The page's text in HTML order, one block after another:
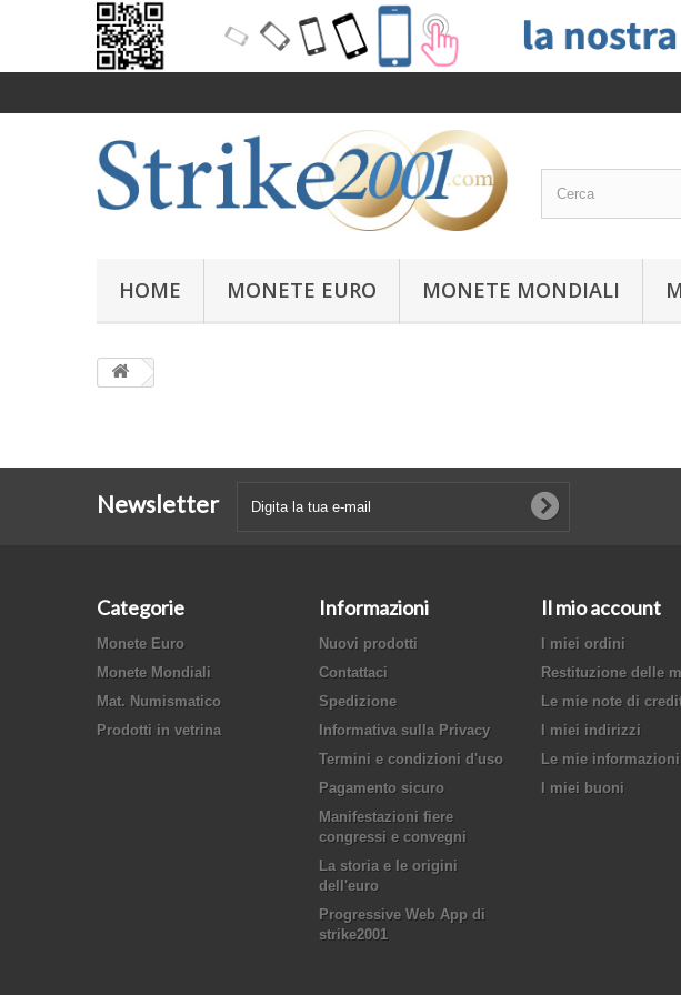
HOME MONETE EURO MONETE MONDIALI
Newsletter
Categorie
Monete Euro
Monete Mondiali
Mat. Numismatico
Prodotti in vetrina
Informazioni
Nuovi prodotti
Contattaci
Spedizione
Informativa sulla Privacy
Termini e condizioni d'uso
Pagamento sicuro
Manifestazioni fiere
congressi e convegni
La storia e le origini
dell'euro
Progressive Web App di
strike2001
Il mio account
I miei ordini
Restituzione delle
Le mie note di
I miei indirizzi
Le mie
I miei buoni